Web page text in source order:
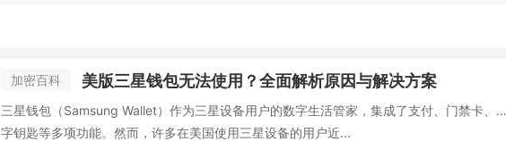
加密百科 美版三星钱包无法使用？全面解析原因与解决方案
三星钱包（Samsung Wallet）作为三星设备用户的数字生活管家，集成了支付、门禁卡、数
字钥匙等多项功能。然而，许多在美国使用三星设备的用户近...